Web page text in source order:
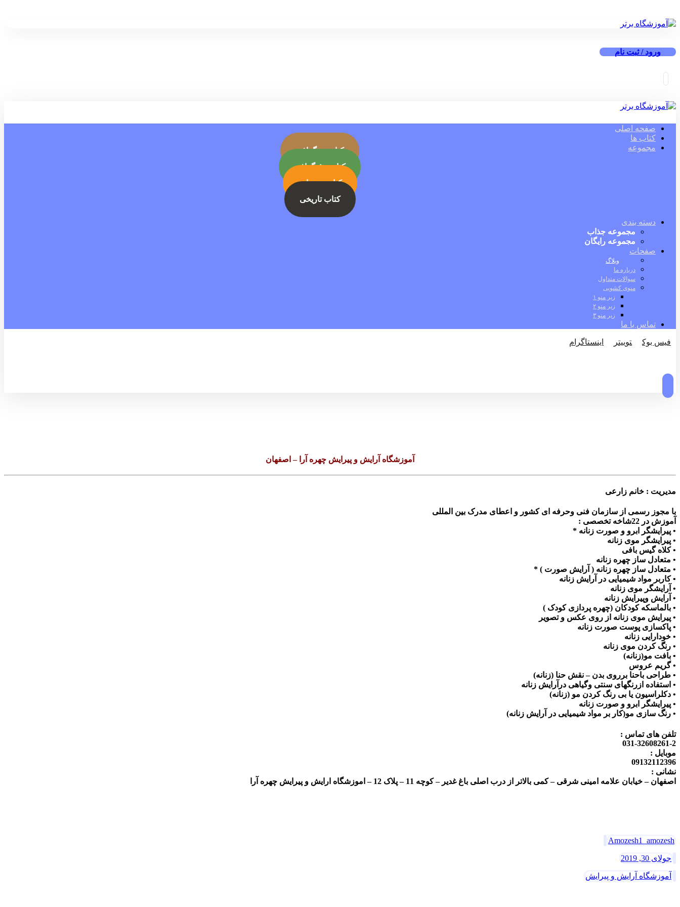
ورود / ثبت نام
صفحه اصلی
کتاب ها
مجموعه
کتاب بیوگرافی
کتاب جئوگرافی
کتاب رمز ارز
کتاب تاریخی
دسته بندی
مجموعه جذاب
مجموعه رایگان
صفحات
وبلاگ
درباره ما
سوالات متداول
منوی کشویی
زیر منو ۱
زیر منو ۲
زیر منو ۳
تماس با ما
فیس بوک توییتر
اینستاگرام
آموزشگاه آرایش و پیرایش چهره آرا – اصفهان
مدیریت : خانم زارعی
با مجوز رسمی از سازمان فنی وحرفه ای کشور و اعطای مدرک بین المللی
آموزش در 22شاخه تخصصی :
• پیرایشگر ابرو و صورت زنانه *
• پیرایشگر موی زنانه
• کلاه گیس بافی
• متعادل ساز چهره زنانه
• متعادل ساز چهره زنانه ( آرایش صورت ) *
• کاربر مواد شیمیایی در آرایش زنانه
• آرایشگر موی زنانه
• آرایش وپیرایش زنانه
• بالماسکه کودکان (چهره پردازی کودک )
• پیرایش موی زنانه از روی عکس و تصویر
• پاکسازی پوست صورت زنانه
• خودارایی زنانه
• رنگ کردن موی زنانه
• بافت مو(زنانه)
• گریم عروس
• طراحی باحنا برروی بدن – نقش حنا (زنانه)
• استفاده ازرنگهای سنتی وگیاهی درآرایش زنانه
• دکلراسیون یا بی رنگ کردن مو (زنانه)
• پیرایشگر ابرو و صورت زنانه
• رنگ سازی مو(کار بر مواد شیمیایی در آرایش زنانه)
تلفن های تماس :
031-32608261-2
موبایل :
09132112396
نشانی :
اصفهان – خیابان علامه امینی شرقی – کمی بالاتر از درب اصلی باغ غدیر – کوچه 11 – پلاک 12 – اموزشگاه ارایش و پیرایش چهره آرا
Amozesh1_amozesh
جولای 30, 2019
آموزشگاه آرایش و پیرایش